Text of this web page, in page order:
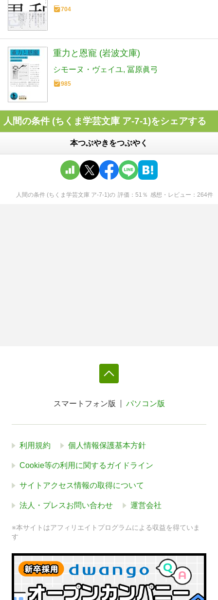
704
重力と恩寵 (岩波文庫)
シモーヌ・ヴェイユ 冨原眞弓
985
人間の条件 (ちくま学芸文庫 ア-7-1)をシェアする
本つぶやきをつぶやく
人間の条件 (ちくま学芸文庫 ア-7-1)の 評価 51 ％ 感想・レビュー 264件
スマートフォン版 パソコン版
利用規約 個人情報保護基本方針
Cookie等の利用に関するガイドライン
サイトアクセス情報の取得について
法人・プレスお問い合わせ 運営会社
※本サイトはアフィリエイトプログラムによる収益を得ていま
す